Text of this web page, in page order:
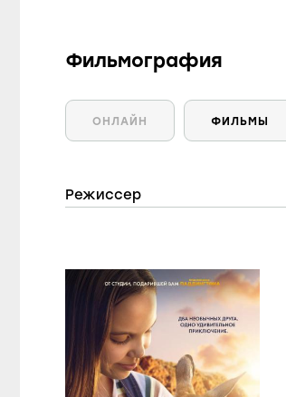
Фильмография
ОНЛАЙН ФИЛЬМЫ
Режиссер